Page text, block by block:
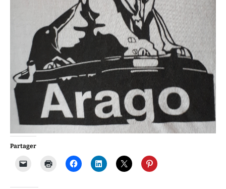
Partager